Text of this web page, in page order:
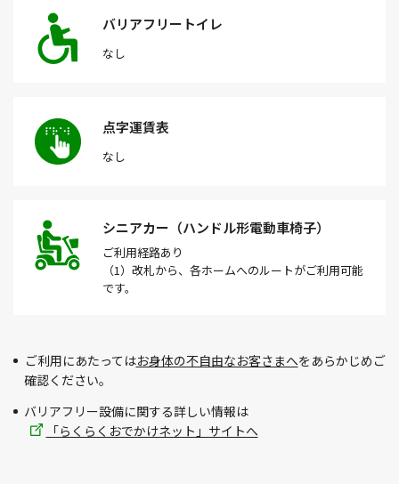
バリアフリートイレ
なし
点字運賃表
なし
シニアカー（ハンドル形電動車椅子）
ご利用経路あり
（1）改札から、各ホームへのルートがご利用可能
です。
ご利用にあたってはお身体の不自由なお客さまへをあらかじめご
確認ください。
バリアフリー設備に関する詳しい情報は
「らくらくおでかけネット」サイトへ